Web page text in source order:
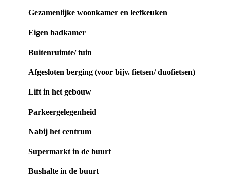
Gezamenlijke woonkamer en leefkeuken
Eigen badkamer
Buitenruimte/ tuin
Afgesloten berging (voor bijv. fietsen/ duofietsen)
Lift in het gebouw
Parkeergelegenheid
Nabij het centrum
Supermarkt in de buurt
Bushalte in de buurt